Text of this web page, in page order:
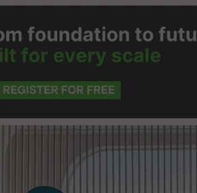
" data-link="https://realty-eg.net/sunrise-